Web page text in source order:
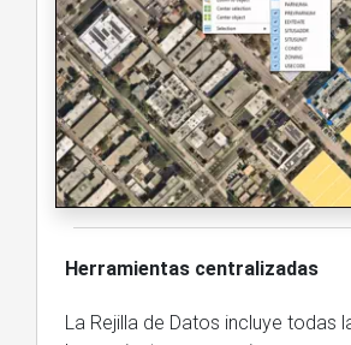
Herramientas centralizadas
La Rejilla de Datos incluye todas